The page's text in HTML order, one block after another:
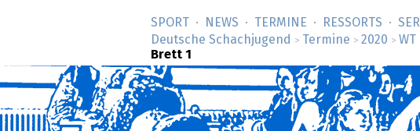
SPORT NEWS TERMINE RESSORTS
Deutsche Schachjugend
> Termine > 2020 > WT
Brett 1